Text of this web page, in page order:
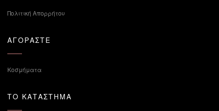
Πολιτική Απορρήτου
ΑΓΟΡΑΣΤΕ
Κοσμήματα
ΤΟ ΚΑΤΑΣΤΗΜΑ